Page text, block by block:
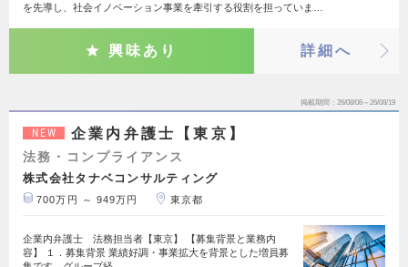
を先導し、社会イノベーション事業を牽引する役割を担っていま…
興味あり 詳細へ
掲載期間 26/08/06～26/08/19
NEW 企業内弁護士【東京】
法務・コンプライアンス
株式会社タナベコンサルティング
700万円 ～ 949万円 東京都
企業内弁護士 法務担当者【東京】 【募集背景と業務内
容】 １．募集背景 業績好調・事業拡大を背景とした増員募